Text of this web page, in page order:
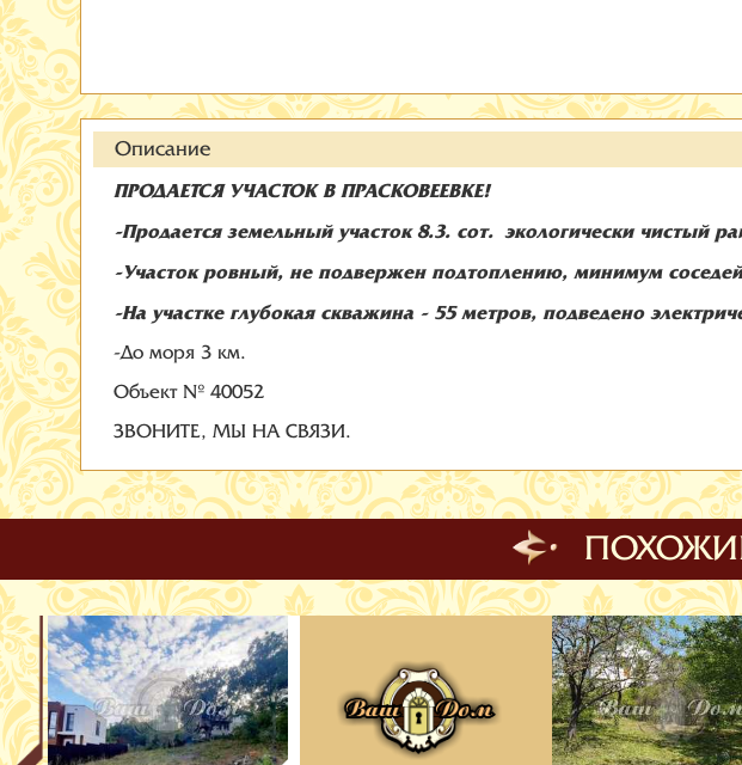
Описание
ПРОДАЕТСЯ УЧАСТОК В ПРАСКОВЕЕВКЕ!
-Продается земельный участок 8.3. сот. экологически чистый
-Участок ровный, не подвержен подтоплению, минимум
-На участке глубокая скважина - 55 метров, подведено
-До моря 3 км.
Объект № 40052
ЗВОНИТЕ, МЫ НА СВЯЗИ.